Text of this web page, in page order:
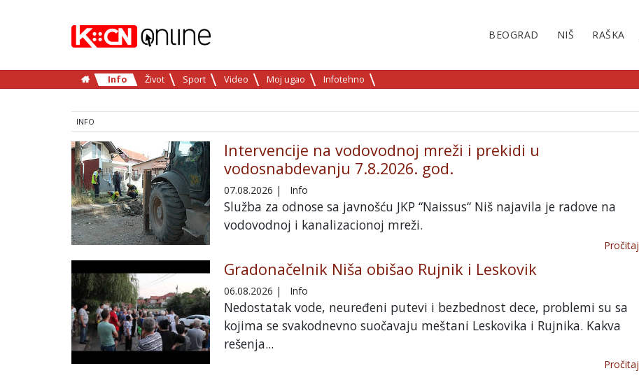
BEOGRAD NIŠ RAŠKA
Info Život Sport Video Moj ugao Infotehno
INFO
Intervencije na vodovodnoj mreži i prekidi u
vodosnabdevanju 7.8.2026. god.
07.08.2026 | Info
Služba za odnose sa javnošću JKP “Naissus“ Niš najavila je radove na
vodovodnoj i kanalizacionoj mreži.
Pročitaj
Gradonačelnik Niša obišao Rujnik i Leskovik
06.08.2026 | Info
Nedostatak vode, neuređeni putevi i bezbednost dece, problemi su sa
kojima se svakodnevno suočavaju meštani Leskovika i Rujnika. Kakva
rešenja...
Pročitaj